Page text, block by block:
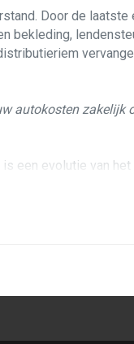
Door de laatste
bekleding,
autokosten zakelijk
een evolutie van
bij
reparaties aan
voorscherm en
en de